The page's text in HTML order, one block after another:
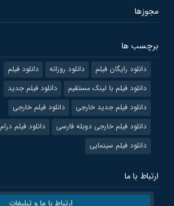
مجوزها
برچسب ها
دانلود رایگان فیلم دانلود روزانه
دانلود فیلم
دانلود فیلم با لینک مستقیم
دانلود فیلم جدید
دانلود فیلم جدید خارجی
دانلود فیلم خارجی
دانلود فیلم خارجی دوبله فارسی
دانلود فیلم درام
دانلود فیلم سینمایی
ارتباط با ما
ارتباط با ما و تبلیغات